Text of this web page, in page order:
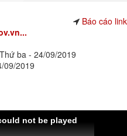
Báo cáo link
ba - 24/09/2019
09/2019
not be played